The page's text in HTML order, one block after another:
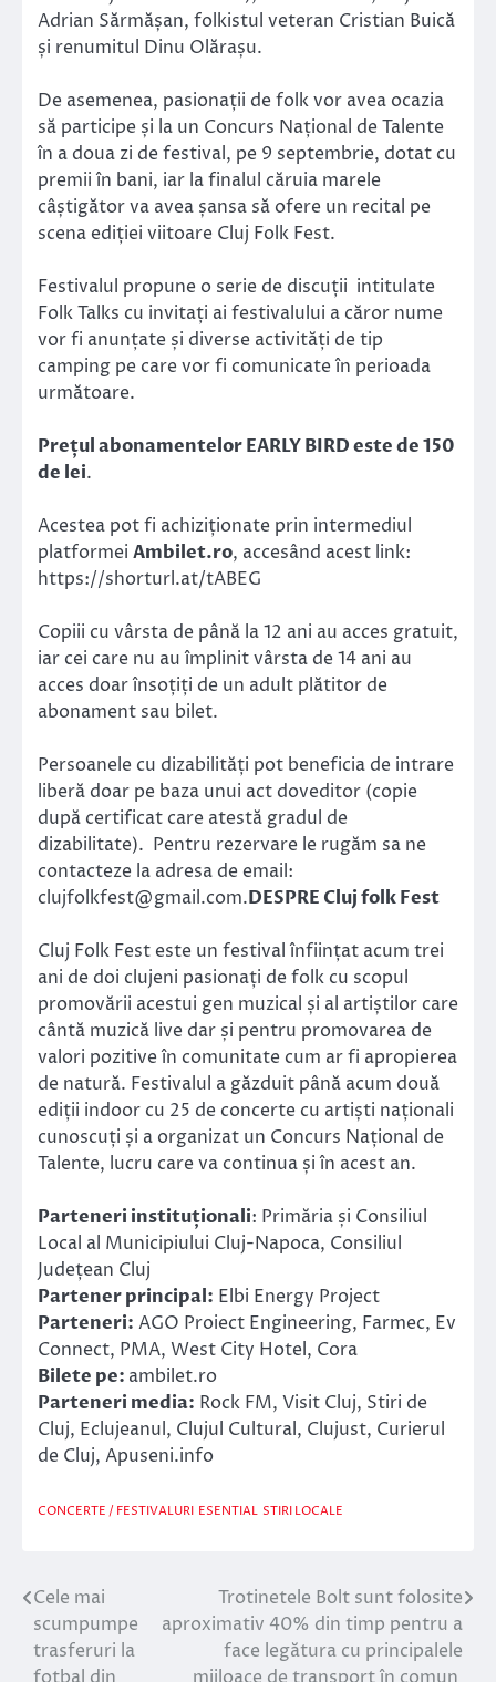
Adrian Sărmășan, folkistul veteran Cristian Buică
și renumitul Dinu Olărașu.
De asemenea, pasionații de folk vor avea ocazia
să participe și la un Concurs Național de Talente
în a doua zi de festival, pe 9 septembrie, dotat cu
premii în bani, iar la finalul căruia marele
câștigător va avea șansa să ofere un recital pe
scena ediției viitoare Cluj Folk Fest.
Festivalul propune o serie de discuții intitulate
Folk Talks cu invitați ai festivalului a căror nume
vor fi anunțate și diverse activități de tip
camping pe care vor fi comunicate în perioada
următoare.
Prețul abonamentelor EARLY BIRD este de 150
de lei.
Acestea pot fi achiziționate prin intermediul
platformei Ambilet.ro, accesând acest link:
https://shorturl.at/tABEG
Copiii cu vârsta de până la 12 ani au acces gratuit,
iar cei care nu au împlinit vârsta de 14 ani au
acces doar însoțiți de un adult plătitor de
abonament sau bilet.
Persoanele cu dizabilități pot beneficia de intrare
liberă doar pe baza unui act doveditor (copie
după certificat care atestă gradul de
dizabilitate). Pentru rezervare le rugăm sa ne
contacteze la adresa de email:
clujfolkfest@gmail.com.DESPRE Cluj folk Fest
Cluj Folk Fest este un festival înființat acum trei
ani de doi clujeni pasionați de folk cu scopul
promovării acestui gen muzical și al artiștilor care
cântă muzică live dar și pentru promovarea de
valori pozitive în comunitate cum ar fi apropierea
de natură. Festivalul a găzduit până acum două
ediții indoor cu 25 de concerte cu artiști naționali
cunoscuți și a organizat un Concurs Național de
Talente, lucru care va continua și în acest an.
Parteneri instituționali: Primăria și Consiliul
Local al Municipiului Cluj-Napoca, Consiliul
Județean Cluj
Partener principal: Elbi Energy Project
Parteneri: AGO Proiect Engineering, Farmec, Ev
Connect, PMA, West City Hotel, Cora
Bilete pe: ambilet.ro
Parteneri media: Rock FM, Visit Cluj, Stiri de
Cluj, Eclujeanul, Clujul Cultural, Clujust, Curierul
de Cluj, Apuseni.info
CONCERTE / FESTIVALURI ESENTIAL STIRI LOCALE
Navigare
în
Cele mai
scumpumpe
trasferuri la
Trotinetele Bolt sunt folosite
aproximativ 40% din timp pentru a
face legătura cu principalele